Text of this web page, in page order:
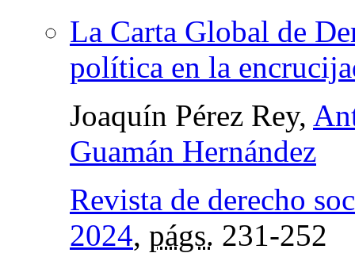
La Carta Global de
política en la
Joaquín Pérez Rey,
Guamán Hernández
Revista de derecho
2024, págs. 231-252